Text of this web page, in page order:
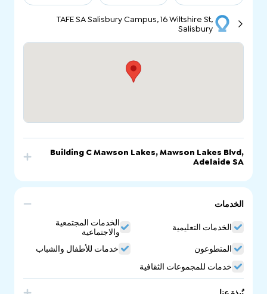
TAFE SA Salisbury Campus, 16 Wiltshire St,
Salisbury
Building C Mawson Lakes, Mawson Lakes Blvd,
Adelaide SA
Building C Mawson Lakes, Mawson Lakes Blvd,
Adelaide SA
الخدمات
الخدمات التعليمية
الخدمات المجتمعية
والاجتماعية
المتطوعون
خدمات للأطفال والشباب
خدمات للمجموعات الثقافية